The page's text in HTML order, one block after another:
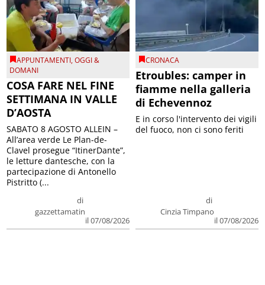
APPUNTAMENTI,OGGI &
DOMANI
COSA FARE NEL FINE
SETTIMANA IN VALLE
D’AOSTA
di
gazzettamatin
il 07/08/2026
SABATO 8 AGOSTO ALLEIN –
All’area verde Le Plan-de-
Clavel prosegue “ItinerDante”,
le letture dantesche, con la
partecipazione di Antonello
Pistritto (...
CRONACA
Etroubles: camper in
fiamme nella galleria
di Echevennoz
di
Cinzia Timpano
il 07/08/2026
E in corso l'intervento dei vigili
del fuoco, non ci sono feriti